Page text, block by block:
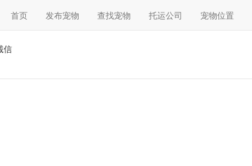
首页 发布宠物 查找宠物 托运公司 宠物位置
信